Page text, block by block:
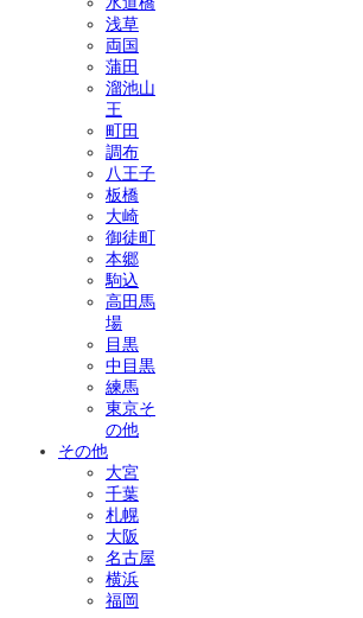
浅草
両国
蒲田
溜池山
王
町田
調布
八王子
板橋
大崎
御徒町
本郷
駒込
高田馬
場
目黒
中目黒
練馬
東京そ
の他
その他
大宮
千葉
札幌
大阪
名古屋
横浜
福岡